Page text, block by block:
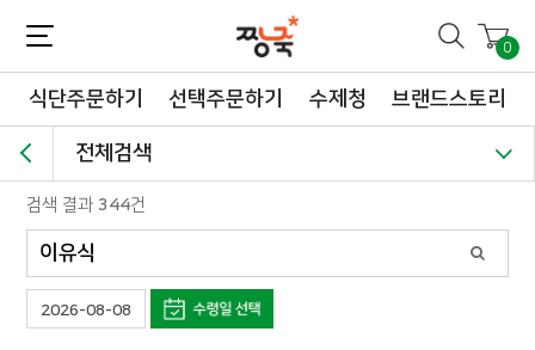
0
식단주문하기 선택주문하기 수제청 브랜드스토리
전체검색
검색 결과344건
2026-08-08